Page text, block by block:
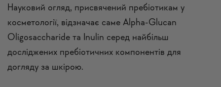
Науковий огляд, присвячений пребіотикам у
косметології, відзначає саме Alpha-Glucan
Oligosaccharide та Inulin серед найбільш
досліджених пребіотичних компонентів для
догляду за шкірою.